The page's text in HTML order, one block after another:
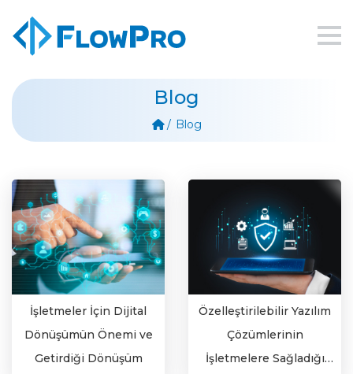
Blog
Blog
İşletmeler İçin Dijital
Dönüşümün Önemi ve
Getirdiği Dönüşüm
Özelleştirilebilir Yazılım
Çözümlerinin
İşletmelere Sağladığı